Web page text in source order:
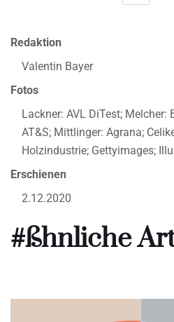
Redaktion
Valentin Bayer
Fotos
Lackner: AVL DiTest; Melcher:
AT&S; Mittlinger: Agrana;
Holzindustrie; Gettyimages;
Erschienen
2.12.2020
#ßhnliche